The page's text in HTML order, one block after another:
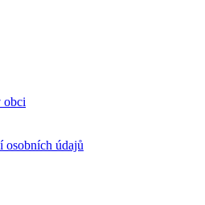
obci
osobních údajů